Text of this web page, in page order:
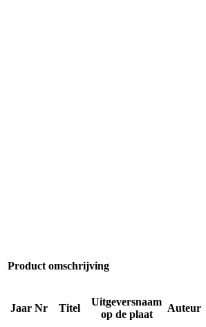
Product omschrijving
Jaar Nr Titel
Uitgeversnaam
op de plaat
Auteur